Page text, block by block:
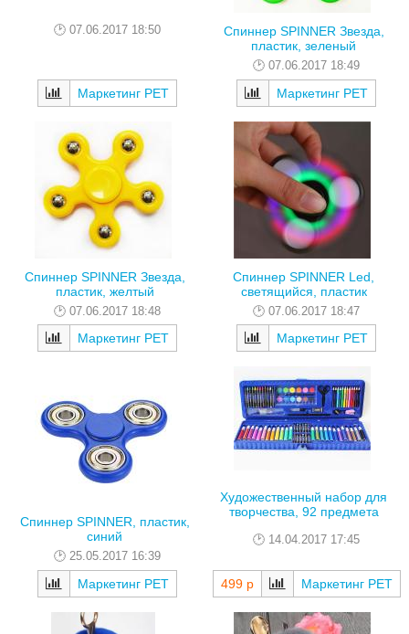
07.06.2017 18:50
Маркетинг РЕТ
Спиннер SPINNER Звезда,
пластик, зеленый
07.06.2017 18:49
Маркетинг РЕТ
Спиннер SPINNER Звезда,
пластик, желтый
07.06.2017 18:48
Маркетинг РЕТ
Спиннер SPINNER Led,
светящийся, пластик
07.06.2017 18:47
Маркетинг РЕТ
Спиннер SPINNER, пластик,
синий
25.05.2017 16:39
Маркетинг РЕТ
Художественный набор для
творчества, 92 предмета
14.04.2017 17:45
499 р Маркетинг РЕТ